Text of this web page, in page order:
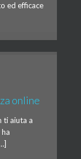
ed efficace
online
ti aiuta a